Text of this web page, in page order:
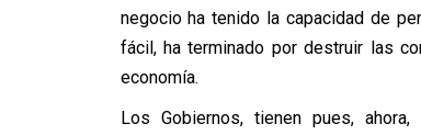
negocio ha tenido la capacidad de
fácil, ha terminado por destruir las
economía.
Los Gobiernos, tienen pues,